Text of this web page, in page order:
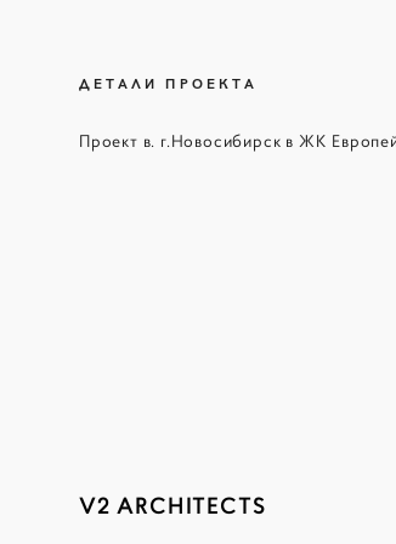
ДЕТАЛИ ПРОЕКТА
Проект в. г.Новосибирск в ЖК
V2 ARCHITECTS